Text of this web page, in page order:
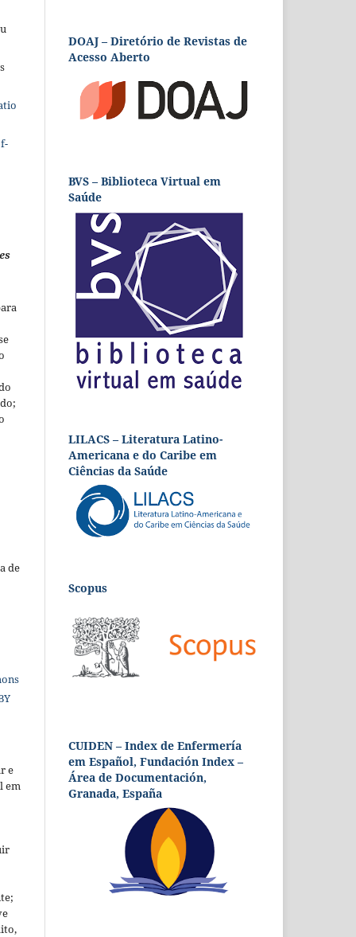
de
e
em
DOAJ – Diretório de Revistas de
Acesso Aberto
BVS – Biblioteca Virtual em
Saúde
LILACS – Literatura Latino-
Americana e do Caribe em
Ciências da Saúde
Scopus
CUIDEN – Index de Enfermería
em Español, Fundación Index –
Área de Documentación,
Granada, España